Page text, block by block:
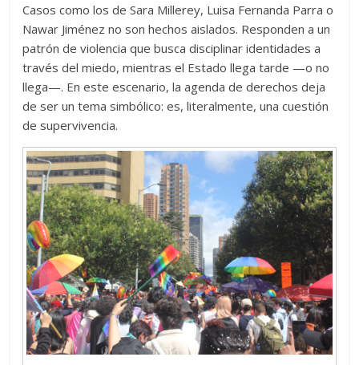
Casos como los de Sara Millerey, Luisa Fernanda Parra o
Nawar Jiménez no son hechos aislados. Responden a un
patrón de violencia que busca disciplinar identidades a
través del miedo, mientras el Estado llega tarde —o no
llega—. En este escenario, la agenda de derechos deja
de ser un tema simbólico: es, literalmente, una cuestión
de supervivencia.